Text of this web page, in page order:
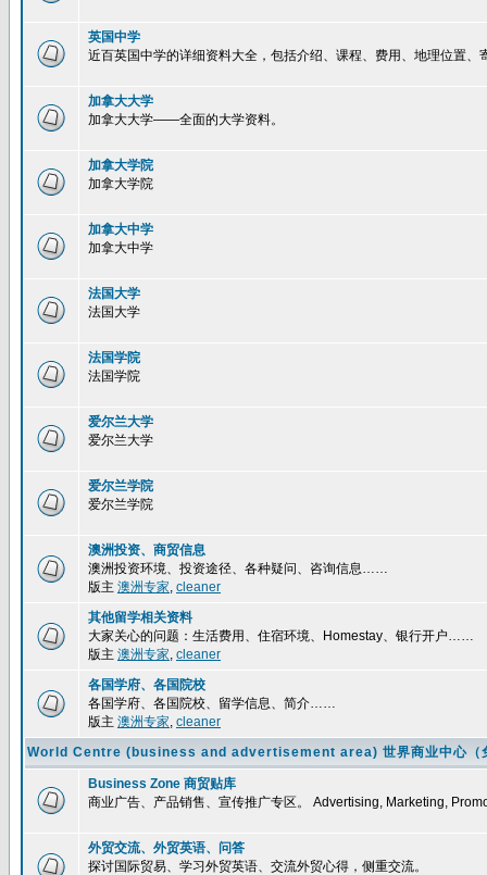
英国中学
近百英国中学的详细资料大全，包括介绍、课程、费用、地理位置、
加拿大大学
加拿大大学——全面的大学资料。
加拿大学院
加拿大学院
加拿大中学
加拿大中学
法国大学
法国大学
法国学院
法国学院
爱尔兰大学
爱尔兰大学
爱尔兰学院
爱尔兰学院
澳洲投资、商贸信息
澳洲投资环境、投资途径、各种疑问、咨询信息……
版主 澳洲专家, cleaner
其他留学相关资料
大家关心的问题：生活费用、住宿环境、Homestay、银行开户……
版主 澳洲专家, cleaner
各国学府、各国院校
各国学府、各国院校、留学信息、简介……
版主 澳洲专家, cleaner
World Centre (business and advertisement area) 世界商业中心（
Business Zone 商贸贴库
商业广告、产品销售、宣传推广专区。 Advertising, Marketing,
外贸交流、外贸英语、问答
探讨国际贸易、学习外贸英语、交流外贸心得，侧重交流。